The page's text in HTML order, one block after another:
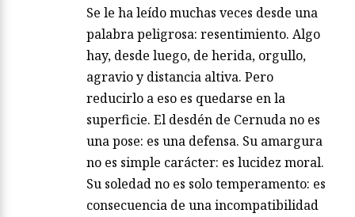
Se le ha leído muchas veces desde una
palabra peligrosa: resentimiento. Algo
hay, desde luego, de herida, orgullo,
agravio y distancia altiva. Pero
reducirlo a eso es quedarse en la
superficie. El desdén de Cernuda no es
una pose: es una defensa. Su amargura
no es simple carácter: es lucidez moral.
Su soledad no es solo temperamento: es
consecuencia de una incompatibilidad